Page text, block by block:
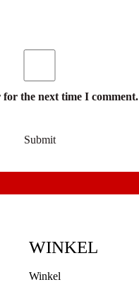
for the next time I comment.
WINKEL
Winkel